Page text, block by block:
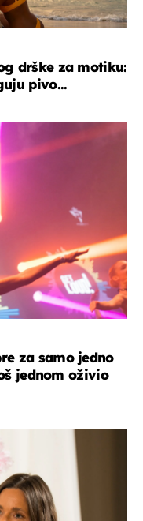
drške za motiku:
pivo...
za samo jedno
jednom oživio